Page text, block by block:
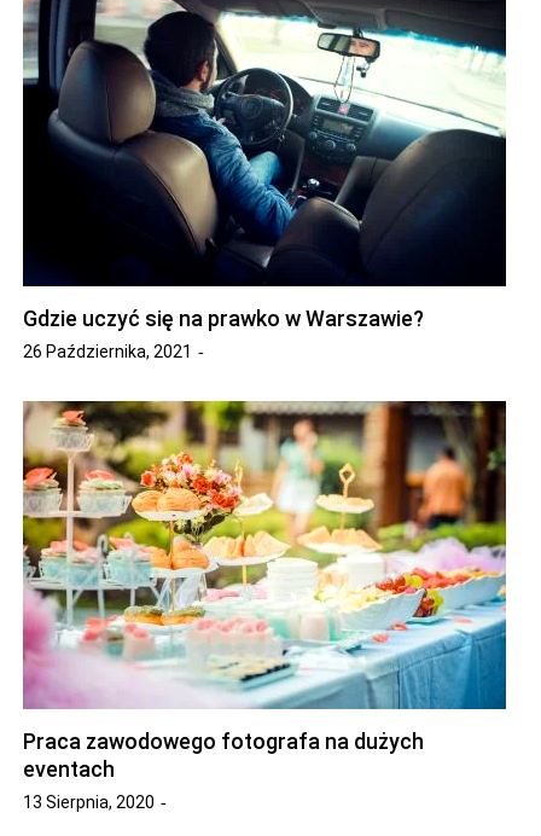
Gdzie uczyć się na prawko w Warszawie?
26 Października, 2021
Praca zawodowego fotografa na dużych
eventach
13 Sierpnia, 2020